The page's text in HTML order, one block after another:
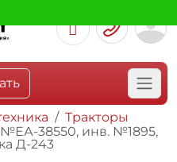
Тракторы
№ЕА-38550, инв. №1895,
Д-243